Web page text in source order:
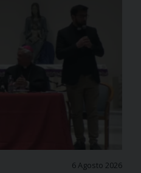
6 Agosto 2026